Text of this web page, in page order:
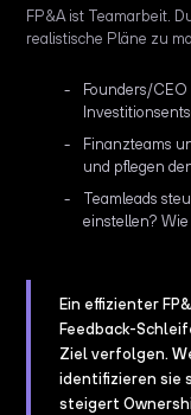
FP&A ist Teamarbeit.
realistische Pläne zu
Founders/
Finanzteams
und pflegen
Teamleads
einstellen?
Ein effizienter
Feedback-
Ziel verfolgen.
identifizieren sie
steigert